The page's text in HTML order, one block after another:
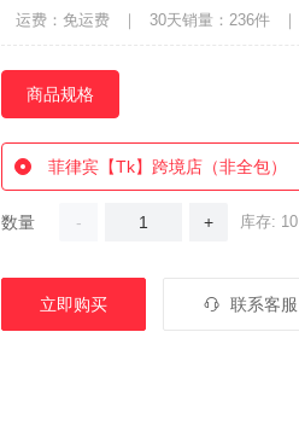
运费：免运费 30天销量：236件
商品规格
菲律宾【Tk】跨境店（非全包）
数量 - + 库存: 10
立即购买 联系客服